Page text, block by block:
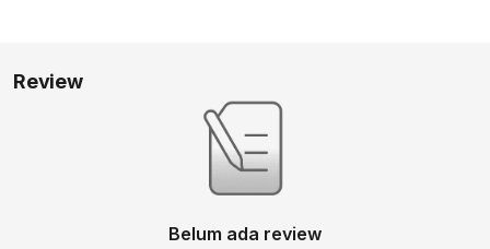
Review
Belum ada review